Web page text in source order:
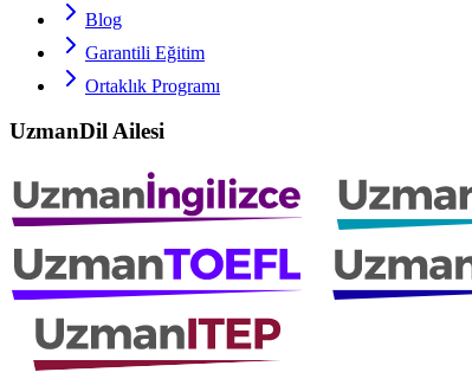
Blog
Garantili Eğitim
Ortaklık Programı
UzmanDil Ailesi